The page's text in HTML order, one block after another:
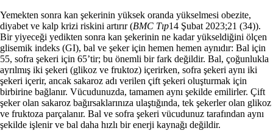
Yemekten sonra kan şekerinin yüksek oranda yükselmesi obezite,
diyabet ve kalp krizi riskini artırır (BMC Tıp14 Şubat 2023;21 (34)).
Bir yiyeceği yedikten sonra kan şekerinin ne kadar yükseldiğini ölçen
glisemik indeks (GI), bal ve şeker için hemen hemen aynıdır: Bal için
55, sofra şekeri için 65’tir; bu önemli bir fark değildir. Bal, çoğunlukla
ayrılmış iki şekeri (glikoz ve fruktoz) içerirken, sofra şekeri aynı iki
şekeri içerir, ancak sakaroz adı verilen çift şekeri oluşturmak için
birbirine bağlanır. Vücudunuzda, tamamen aynı şekilde emilirler. Çift
şeker olan sakaroz bağırsaklarınıza ulaştığında, tek şekerler olan glikoz
ve fruktoza parçalanır. Bal ve sofra şekeri vücudunuz tarafından aynı
şekilde işlenir ve bal daha hızlı bir enerji kaynağı değildir.